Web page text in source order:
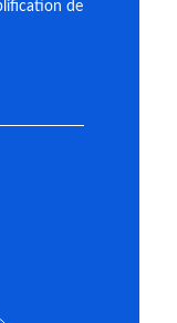
de